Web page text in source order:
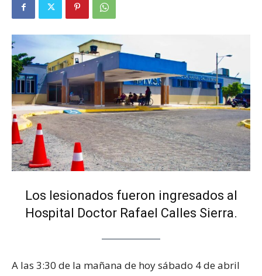
Los lesionados fueron ingresados al
Hospital Doctor Rafael Calles Sierra.
A las 3:30 de la mañana de hoy sábado 4 de abril